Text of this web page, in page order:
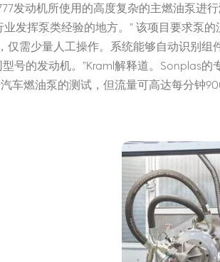
发动机所使用的高度复杂的主燃油泵进
发挥泵类经验的地方。” 该项目要求泵
需少量人工操作。系统能够自动识别组
号的发动机。”Kraml解释道。Sonplas的
燃油泵的测试，但流量可高达每分钟